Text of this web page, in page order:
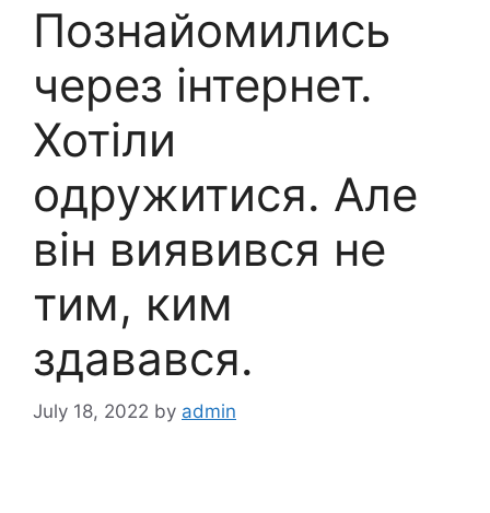
Познайомились
через інтернет.
Хотіли
одружитися. Але
він виявився не
тим, ким
здавався.
July 18, 2022 by admin